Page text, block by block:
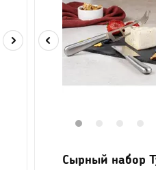
Сырный набор